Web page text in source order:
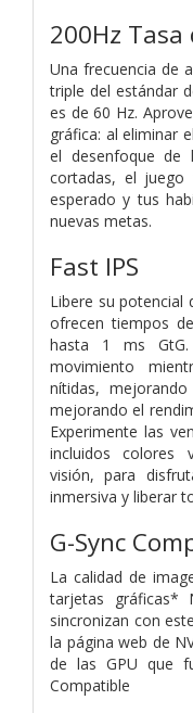
200Hz Tasa
Una frecuencia de
triple del estándar
es de 60 Hz.
gráfica: al eliminar
el desenfoque de
cortadas, el juego
esperado y tus
nuevas metas.
Fast IPS
Libere su potencial
ofrecen tiempos
hasta 1 ms
movimiento
nítidas,
mejorando el
Experimente las
incluidos colores
visión, para
inmersiva y liberar
G-Sync
La calidad de
tarjetas gráficas*
sincronizan con
la página web de
de las GPU que
Compatible